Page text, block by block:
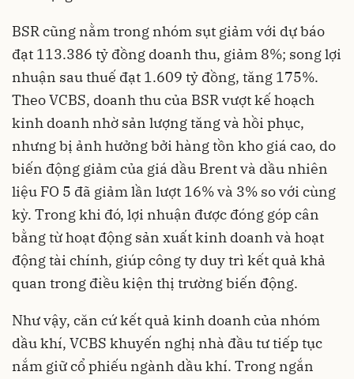
BSR cũng nằm trong nhóm sụt giảm với dự báo
đạt 113.386 tỷ đồng doanh thu, giảm 8%; song lợi
nhuận sau thuế đạt 1.609 tỷ đồng, tăng 175%.
Theo VCBS, doanh thu của BSR vượt kế hoạch
kinh doanh nhờ sản lượng tăng và hồi phục,
nhưng bị ảnh hưởng bởi hàng tồn kho giá cao, do
biến động giảm của giá dầu Brent và dầu nhiên
liệu FO 5 đã giảm lần lượt 16% và 3% so với cùng
kỳ. Trong khi đó, lợi nhuận được đóng góp cân
bằng từ hoạt động sản xuất kinh doanh và hoạt
động tài chính, giúp công ty duy trì kết quả khả
quan trong điều kiện thị trường biến động.
Như vậy, căn cứ kết quả kinh doanh của nhóm
dầu khí, VCBS khuyến nghị nhà đầu tư tiếp tục
nắm giữ cổ phiếu ngành dầu khí. Trong ngắn